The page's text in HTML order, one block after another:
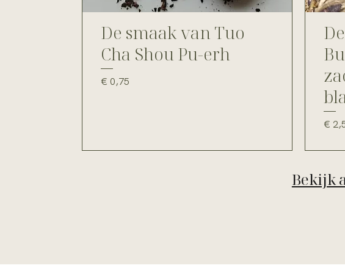
De smaak van Tuo
Cha Shou Pu-erh
Prijs
€ 0,75
Prijs
€
Bekijk